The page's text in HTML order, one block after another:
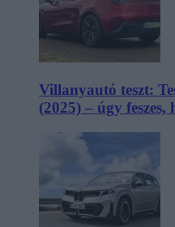
Villanyautó teszt:
(2025) – úgy